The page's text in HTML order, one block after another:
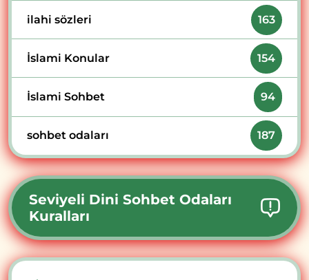
ilahi sözleri 163
İslami Konular 154
İslami Sohbet 94
sohbet odaları 187
Seviyeli Dini Sohbet Odaları
Kuralları